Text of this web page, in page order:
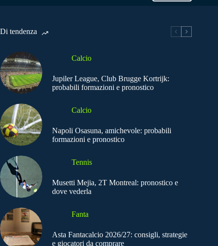
Di tendenza
Calcio
Jupiler League, Club Brugge Kortrijk:
probabili formazioni e pronostico
Calcio
Napoli Osasuna, amichevole: probabili
formazioni e pronostico
Tennis
Musetti Mejia, 2T Montreal: pronostico e
dove vederla
Fanta
Asta Fantacalcio 2026/27: consigli, strategie
e giocatori da comprare